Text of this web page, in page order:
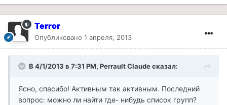
Terror
Опубликовано 1 апреля, 2013
В 4/1/2013 в 7:31 PM, Perrault Claude сказал:
Ясно, спасибо! Активным так активным. Последний
вопрос: можно ли найти где- нибудь список групп?